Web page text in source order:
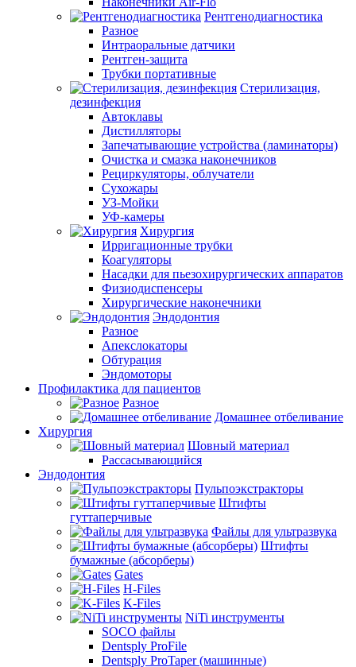
Рентгенодиагностика
Разное
Интраоральные датчики
Рентген-защита
Трубки портативные
Стерилизация,
дезинфекция
Автоклавы
Дистилляторы
Запечатывающие устройства (ламинаторы)
Очистка и смазка наконечников
Рециркуляторы, облучатели
Сухожары
УЗ-Мойки
УФ-камеры
Хирургия
Ирригационные трубки
Коагуляторы
Насадки для пьезохирургических аппаратов
Физиодиспенсеры
Хирургические наконечники
Эндодонтия
Разное
Апекслокаторы
Обтурация
Эндомоторы
Профилактика для пациентов
Разное
Домашнее отбеливание
Хирургия
Шовный материал
Рассасывающийся
Эндодонтия
Пульпоэкстракторы
Штифты
гуттаперчивые
Файлы для ультразвука
Штифты
бумажные (абсорберы)
Gates
H-Files
K-Files
NiTi инструменты
SOCO файлы
Dentsply ProFile
Dentsply ProTaper (машинные)